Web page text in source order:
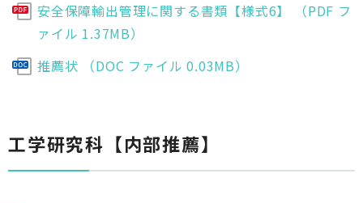
安全保障輸出管理に関する書類【様式6】 （PDF フ
ァイル 1.37MB）
推薦状 （DOC ファイル 0.03MB）
工学研究科【内部推薦】